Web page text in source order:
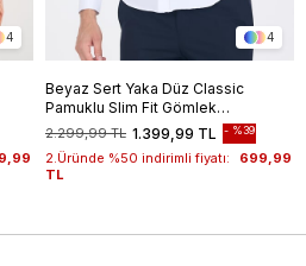
4 4
Beyaz Sert Yaka Düz Classic
Pamuklu Slim Fit Gömlek
1004250214 1.399,99 TL
2.299,99 TL %39
2.Üründe %50 indirimli fiyatı:
699,99
TL